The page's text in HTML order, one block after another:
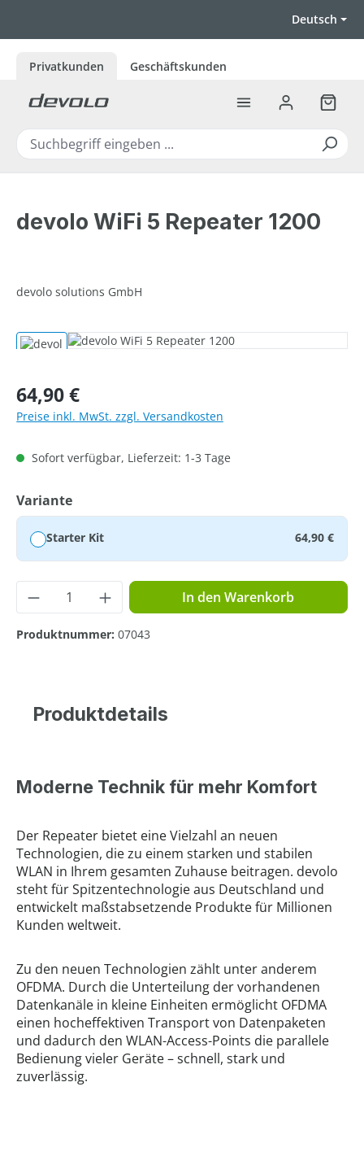
Deutsch
Privatkunden Geschäftskunden
devolo WiFi 5 Repeater 1200
devolo solutions GmbH
Bildergalerie überspringen
Regulärer Preis:
64,90 €
Preise inkl. MwSt. zzgl. Versandkosten
Sofort verfügbar, Lieferzeit: 1-3 Tage
Varianteauswählen
Starter Kit 64,90 €
Produkt Anzahl: Gib den gewünschten
In den Warenkorb
Produktnummer: 07043
Produktdetails
Moderne Technik für mehr Komfort
Der Repeater bietet eine Vielzahl an neuen
Technologien, die zu einem starken und stabilen
WLAN in Ihrem gesamten Zuhause beitragen. devolo
steht für Spitzentechnologie aus Deutschland und
entwickelt maßstabsetzende Produkte für Millionen
Kunden weltweit.
Zu den neuen Technologien zählt unter anderem
OFDMA. Durch die Unterteilung der vorhandenen
Datenkanäle in kleine Einheiten ermöglicht OFDMA
einen hocheffektiven Transport von Datenpaketen
und dadurch den WLAN-Access-Points die parallele
Bedienung vieler Geräte – schnell, stark und
zuverlässig.